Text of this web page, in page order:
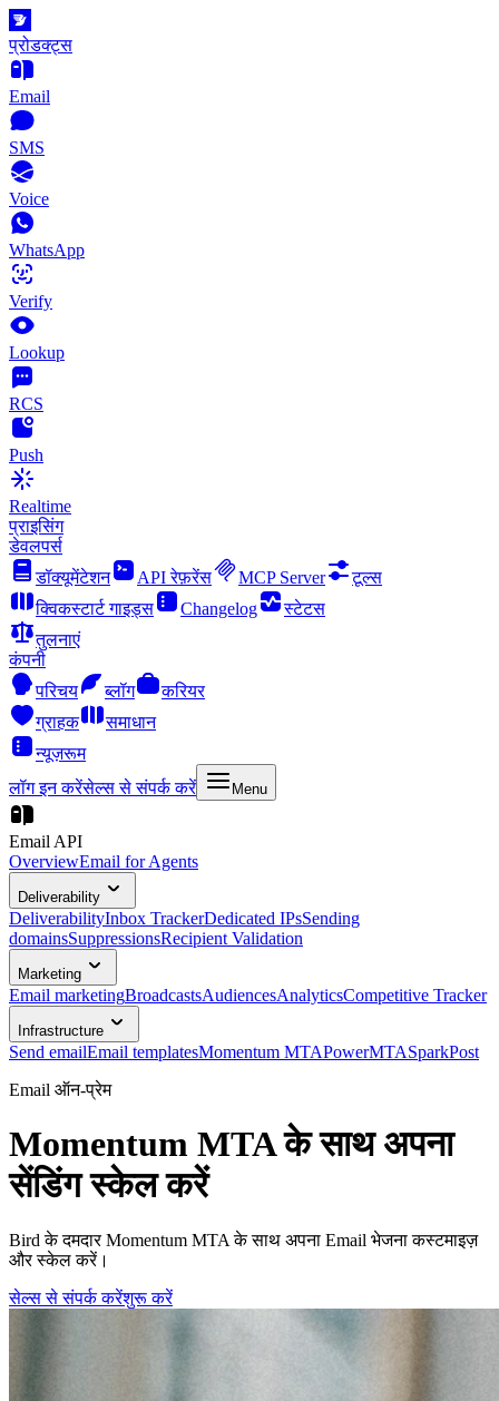
प्रोडक्ट्स
Email
SMS
Voice
WhatsApp
Verify
Lookup
RCS
Push
Realtime
प्राइसिंग
डेवलपर्स
डॉक्यूमेंटेशन
API रेफ़रेंस MCP Server
टूल्स
क्विकस्टार्ट गाइड्स
Changelog
स्टेटस
तुलनाएं
कंपनी
परिचय
ब्लॉग
करियर
ग्राहक
समाधान
न्यूज़रूम
लॉग इन करेंसेल्स से संपर्क करें Menu
Email API
OverviewEmail for Agents
Deliverability
DeliverabilityInbox TrackerDedicated IPsSending
domainsSuppressionsRecipient Validation
Marketing
Email marketingBroadcastsAudiencesAnalyticsCompetitive Tracker
Infrastructure
Send emailEmail templatesMomentum MTAPowerMTASparkPost
Email ऑन-प्रेम
Momentum MTA के साथ अपना
सेंडिंग स्केल करें
Bird के दमदार Momentum MTA के साथ अपना Email भेजना कस्टमाइज़
और स्केल करें।
सेल्स से संपर्क करेंशुरू करें